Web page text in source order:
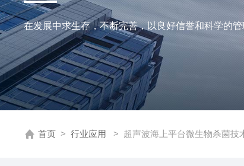
在发展中求生存，不断完善，以良好信誉和科学的
首页 > 行业应用 > 超声波海上平台微生物杀菌技